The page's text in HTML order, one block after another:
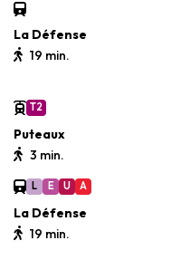
La Défense
19 min.
T2
Puteaux
3 min.
L E U A
La Défense
19 min.